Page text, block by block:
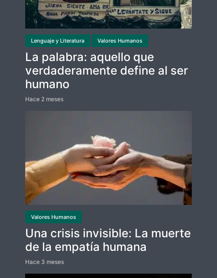
Lenguaje y Literatura Valores Humanos
La palabra: aquello que
verdaderamente define al ser
humano
Hace 2 meses
Valores Humanos
Una crisis invisible: La muerte
de la empatía humana
Hace 3 meses